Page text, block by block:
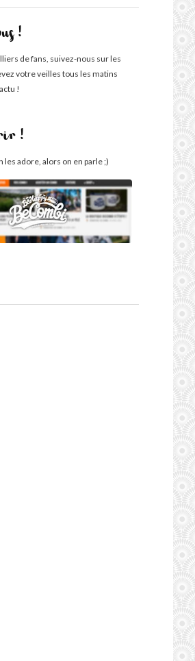
!
de fans, suivez-nous sur les
votre veilles tous les matins
!
!
les adore, alors on en parle ;)